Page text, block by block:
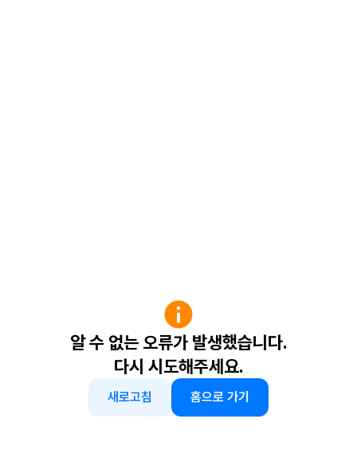
알 수 없는 오류가 발생했습니다.
다시 시도해주세요.
새로고침 홈으로 가기